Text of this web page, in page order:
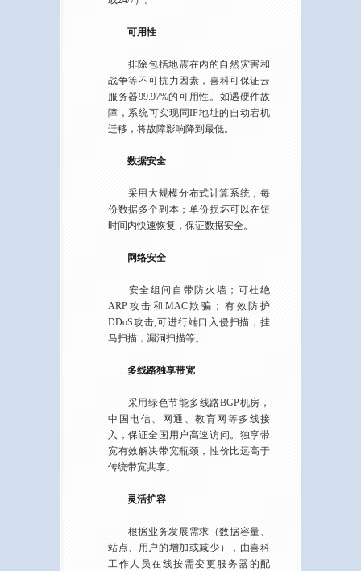
可用性
排除包括地震在内的自然灾害和
战争等不可抗力因素，喜科可保证云
服务器99.97%的可用性。如遇硬件故
障，系统可实现同IP地址的自动宕机
迁移，将故障影响降到最低。
数据安全
采用大规模分布式计算系统，每
份数据多个副本；单份损坏可以在短
时间内快速恢复，保证数据安全。
网络安全
安全组间自带防火墙；可杜绝
ARP攻击和MAC欺骗；有效防护
DDoS攻击,可进行端口入侵扫描，挂
马扫描，漏洞扫描等。
多线路独享带宽
采用绿色节能多线路BGP机房，
中国电信、网通、教育网等多线接
入，保证全国用户高速访问。独享带
宽有效解决带宽瓶颈，性价比远高于
传统带宽共享。
灵活扩容
根据业务发展需求（数据容量、
站点、用户的增加或减少），由喜科
工作人员在线按需变更服务器的配